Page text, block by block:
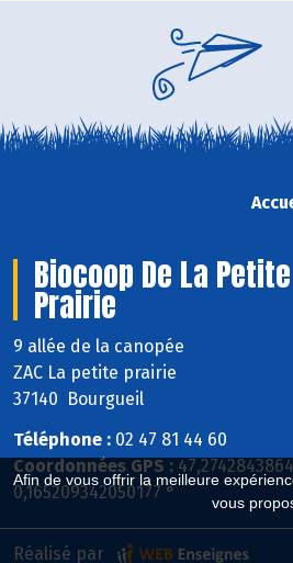
Afin de vous offrir la meilleure
vous
Biocoop De La Petite
Prairie
9 allée de la canopée
ZAC La petite prairie
37140 Bourgueil
Téléphone : 02 47 81 44 60
Coordonnées GPS :
0,165209342050177 °
Réalisé par